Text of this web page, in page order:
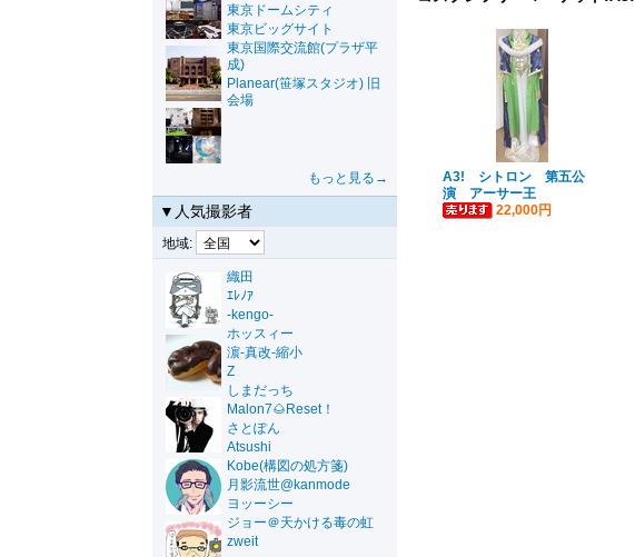
東京ドームシティ
東京ビッグサイト
東京国際交流館(プラザ平
成)
Planear(笹塚スタジオ) 旧
会場
もっと見る→
▼人気撮影者
地域:
織田
ｴﾚﾉｱ
-kengo-
ホッスィー
濵-真改-縮小
Z
しまだっち
Malon7🌰Reset！
さとぽん
Atsushi
Kobe(構図の処方箋)
月影流世@kanmode
ヨッーシー
ジョー＠天かける毒の虹
zweit
A3! シトロン 第五公
演 アーサー王
22,000円